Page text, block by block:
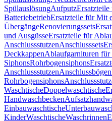
SpülauslösungAufputz
BatteriebetriebErsatzteile für Mit
ÜbergängeRenovierungssets
und AusgüsseErsatzteile für
AnschlussstutzenAnschlusssets
DeckkappenAblaufgarnituren für
SiphonsRohrbogensiphons
AnschlussstutzenAnschlussbögen
Rohrbogensiphons
WaschtischeDoppelwaschtische
Handwaschbecken
Einbauwaschtische
KinderWaschtischeWaschrinnen